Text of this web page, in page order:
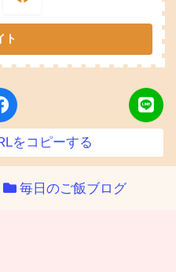
をコピーする
毎日のご飯ブログ